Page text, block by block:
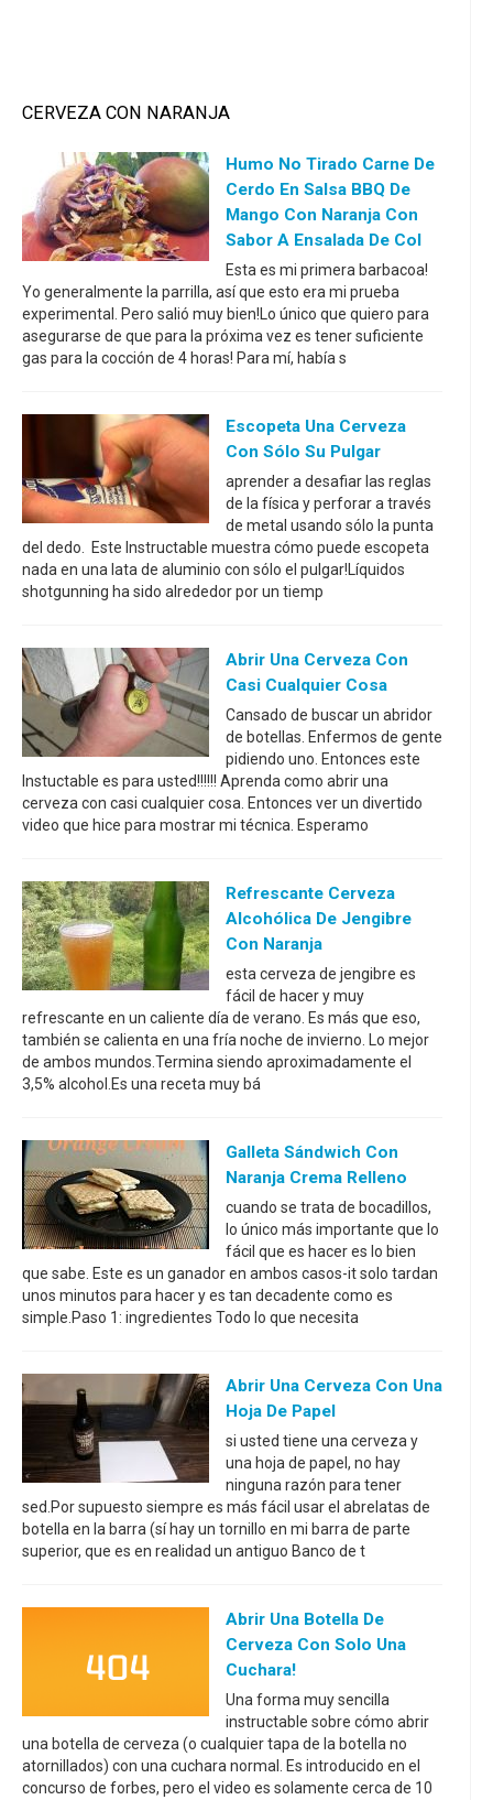
CERVEZA CON NARANJA
Humo No Tirado Carne De
Cerdo En Salsa BBQ De
Mango Con Naranja Con
Sabor A Ensalada De Col
Esta es mi primera barbacoa!
Yo generalmente la parrilla, así que esto era mi prueba
experimental. Pero salió muy bien!Lo único que quiero para
asegurarse de que para la próxima vez es tener suficiente
gas para la cocción de 4 horas! Para mí, había s
Escopeta Una Cerveza
Con Sólo Su Pulgar
aprender a desafiar las reglas
de la física y perforar a través
de metal usando sólo la punta
del dedo. Este Instructable muestra cómo puede escopeta
nada en una lata de aluminio con sólo el pulgar!Líquidos
shotgunning ha sido alrededor por un tiemp
Abrir Una Cerveza Con
Casi Cualquier Cosa
Cansado de buscar un abridor
de botellas. Enfermos de gente
pidiendo uno. Entonces este
Instuctable es para usted!!!!!! Aprenda como abrir una
cerveza con casi cualquier cosa. Entonces ver un divertido
video que hice para mostrar mi técnica. Esperamo
Refrescante Cerveza
Alcohólica De Jengibre
Con Naranja
esta cerveza de jengibre es
fácil de hacer y muy
refrescante en un caliente día de verano. Es más que eso,
también se calienta en una fría noche de invierno. Lo mejor
de ambos mundos.Termina siendo aproximadamente el
3,5% alcohol.Es una receta muy bá
Galleta Sándwich Con
Naranja Crema Relleno
cuando se trata de bocadillos,
lo único más importante que lo
fácil que es hacer es lo bien
que sabe. Este es un ganador en ambos casos-it solo tardan
unos minutos para hacer y es tan decadente como es
simple.Paso 1: ingredientes Todo lo que necesita
Abrir Una Cerveza Con Una
Hoja De Papel
si usted tiene una cerveza y
una hoja de papel, no hay
ninguna razón para tener
sed.Por supuesto siempre es más fácil usar el abrelatas de
botella en la barra (sí hay un tornillo en mi barra de parte
superior, que es en realidad un antiguo Banco de t
Abrir Una Botella De
Cerveza Con Solo Una
Cuchara!
Una forma muy sencilla
instructable sobre cómo abrir
una botella de cerveza (o cualquier tapa de la botella no
atornillados) con una cuchara normal. Es introducido en el
concurso de forbes, pero el video es solamente cerca de 10